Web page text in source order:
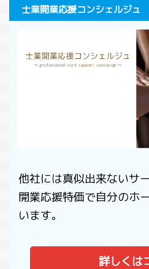
リー
っていったのでしょ
童虐待についてまとめ
います。 児童虐待
は先にこちらの記事を
ると幸いです。 児童
景・児童虐待防止
士業開業応援コンシェルジュ
他社には真似出来ないサ
開業応援特価で自分のホ
います。
詳しくは